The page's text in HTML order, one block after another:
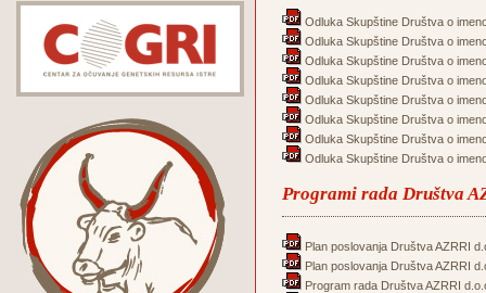
Odluka Skupštine Društva o
Odluka Skupštine Društva o
Odluka Skupštine Društva o
Odluka Skupštine Društva o
Odluka Skupštine Društva o
Odluka Skupštine Društva o
Odluka Skupštine Društva o
Odluka Skupštine Društva o
Programi rada Društva
Plan poslovanja Društva AZRRI
Plan poslovanja Društva AZRRI
Program rada Društva AZRRI